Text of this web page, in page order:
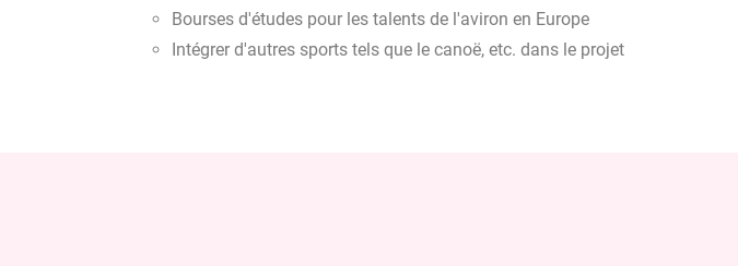
Bourses d'études pour les talents de l'aviron en Europe
Intégrer d'autres sports tels que le canoë, etc. dans le projet